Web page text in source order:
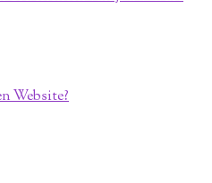
Website?